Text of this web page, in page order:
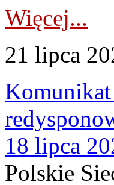
Więcej...
21 lipca
Komunikat
18 lipca
Polskie